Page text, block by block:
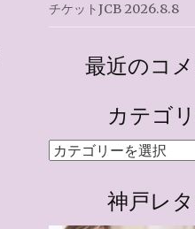
チケットJCB 2026.8.8
最近のコ
カテゴ
カ
神戸レ